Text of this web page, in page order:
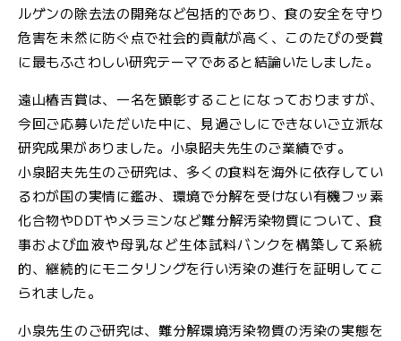
ルゲンの除去法の開発など包括的であり、食の安全を守り
危害を未然に防ぐ点で社会的貢献が高く、このたびの受賞
に最もふさわしい研究テーマであると結論いたしました。
遠山椿吉賞は、一名を顕彰することになっておりますが、
今回ご応募いただいた中に、見過ごしにできないご立派な
研究成果がありました。小泉昭夫先生のご業績です。
小泉昭夫先生のご研究は、多くの食料を海外に依存してい
るわが国の実情に鑑み、環境で分解を受けない有機フッ素
化合物やDDTやメラミンなど難分解汚染物質について、食
事および血液や母乳など生体試料バンクを構築して系統
的、継続的にモニタリングを行い汚染の進行を証明してこ
られました。
小泉先生のご研究は、難分解環境汚染物質の汚染の実態を